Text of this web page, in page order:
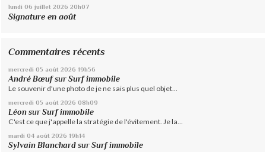
lundi 06 juillet 2026 20h07
Signature en août
Commentaires récents
mercredi 05 août 2026 19h56
André BœufsurSurf immobile
Le souvenir d'une photo de je ne sais plus quel objet...
mercredi 05 août 2026 08h09
Léon surSurf immobile
C'est ce que j'appelle la stratégie de l'évitement. Je la...
mardi 04 août 2026 19h14
Sylvain Blanchard surSurf immobile